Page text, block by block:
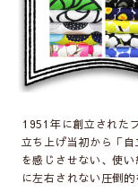
1951年に創立された
立ち上げ当初から「
を感じさせない、使
に左右されない圧倒